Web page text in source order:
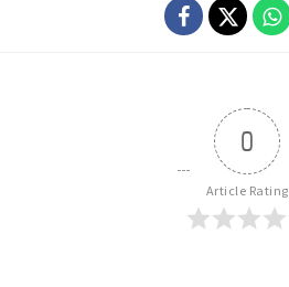
0
Article Rating